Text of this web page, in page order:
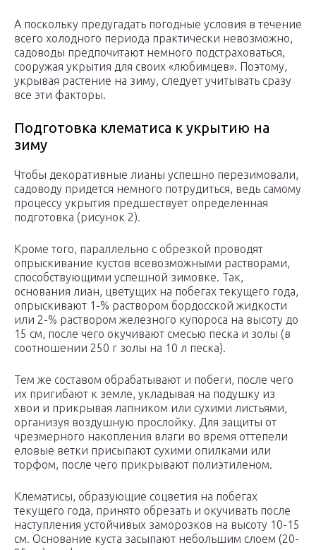
А поскольку предугадать погодные условия в течение
всего холодного периода практически невозможно,
садоводы предпочитают немного подстраховаться,
сооружая укрытия для своих «любимцев». Поэтому,
укрывая растение на зиму, следует учитывать сразу
все эти факторы.
Подготовка клематиса к укрытию на
зиму
Чтобы декоративные лианы успешно перезимовали,
садоводу придется немного потрудиться, ведь самому
процессу укрытия предшествует определенная
подготовка (рисунок 2).
Кроме того, параллельно с обрезкой проводят
опрыскивание кустов всевозможными растворами,
способствующими успешной зимовке. Так,
основания лиан, цветущих на побегах текущего года,
опрыскивают 1-% раствором бордосской жидкости
или 2-% раствором железного купороса на высоту до
15 см, после чего окучивают смесью песка и золы (в
соотношении 250 г золы на 10 л песка).
Тем же составом обрабатывают и побеги, после чего
их пригибают к земле, укладывая на подушку из
хвои и прикрывая лапником или сухими листьями,
организуя воздушную прослойку. Для защиты от
чрезмерного накопления влаги во время оттепели
еловые ветки присыпают сухими опилками или
торфом, после чего прикрывают полиэтиленом.
Клематисы, образующие соцветия на побегах
текущего года, принято обрезать и окучивать после
наступления устойчивых заморозков на высоту 10-15
см. Основание куста засыпают небольшим слоем (20-